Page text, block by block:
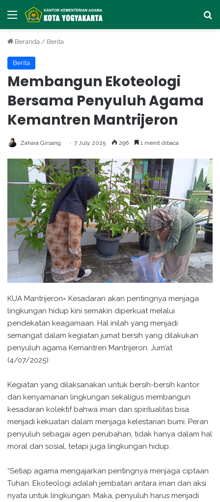
Menu
Beranda / Berita
Berita
Membangun Ekoteologi
Bersama Penyuluh Agama
Kemantren Mantrijeron
Zahara Girsang 7 July 2025 296 1 menit dibaca
KUA Mantrijeron= Kesadaran akan pentingnya menjaga
lingkungan hidup kini semakin diperkuat melalui
pendekatan keagamaan. Hal inilah yang menjadi
semangat dalam kegiatan jumat bersih yang dilakukan
penyuluh agama Kemantren Mantrijeron. Jum’at
(4/07/2025)
Kegiatan yang dilaksanakan untuk bersih-bersih kantor
dan kenyamanan lingkungan sekaligus membangun
kesadaran kolektif bahwa iman dan spiritualitas bisa
menjadi kekuatan dalam menjaga kelestarian bumi. Peran
penyuluh sebagai agen perubahan, tidak hanya dalam hal
moral dan sosial, tetapi juga lingkungan hidup.
“Setiap agama mengajarkan pentingnya menjaga ciptaan
Tuhan. Ekoteologi adalah jembatan antara iman dan aksi
nyata untuk lingkungan. Maka, penyuluh harus menjadi